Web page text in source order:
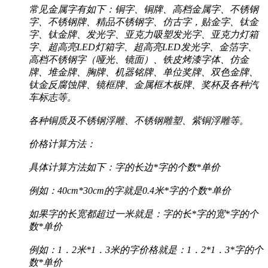
常见金属字有如下：铜字、铜牌、高档金属字、不锈钢
字、不锈钢牌、精品不锈钢字、仿古字，贴金字、钛金
字、钛金牌、发光字、亚克力吸塑发光字、亚克力灯箱
字、超高亮LED灯箱字、超高亮LED发光字、金箔字、
高档不锈钢字（哑光、镜面）、铁皮烤漆字体、仿金
牌、堆金牌、胸牌、机器铭牌、单位奖牌、双色金牌、
钛金反腐蚀牌、镜框牌、金属框木板牌、奖杯及各种汽
车标志等。
各种铜质及不锈钢浮雕、不锈钢雕塑、紫铜浮雕等。
价格计算方法：
具体计算方法如下：字的长边*字的个数*单价
例如：40cm*30cm的字就是0.4米*字的个数*单价
如果字的长宽都超过一米就是：字的长*字的宽*字的个
数*单价
例如：1．2米*1．3米的字价格就是：1．2*1．3*字的个
数*单价